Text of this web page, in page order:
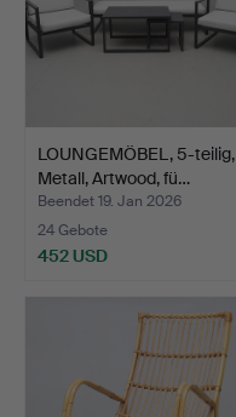
LOUNGEMÖBEL, 5-teilig,
Metall, Artwood, fü…
Beendet 19. Jan 2026
24 Gebote
452 USD